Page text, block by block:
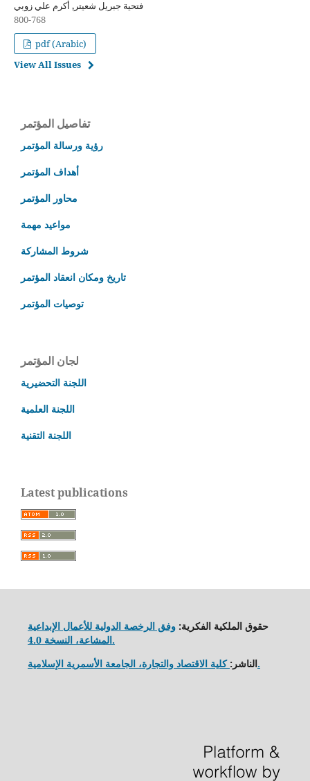
فتحية جبريل شعيتر, أكرم علي زوبي
800-768
pdf (Arabic)
View All Issues
تفاصيل المؤتمر
رؤية ورسالة المؤتمر
أهداف المؤتمر
محاور المؤتمر
مواعيد مهمة
شروط المشاركة
تاريخ ومكان انعقاد المؤتمر
توصيات المؤتمر
لجان المؤتمر
اللجنة التحضيرية
اللجنة العلمية
اللجنة التقنية
Latest publications
حقوق الملكية الفكرية:وفق الرخصة الدولية للأعمال الإبداعية
المشاعة، النسخة 4.0.
الناشر:كلية الاقتصاد والتجارة، الجامعة الأسمرية الإسلامية.